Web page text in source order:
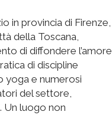
in provincia di Firenze,
della Toscana,
di diffondere l’amore
di discipline
yoga e numerosi
del settore,
Un luogo non